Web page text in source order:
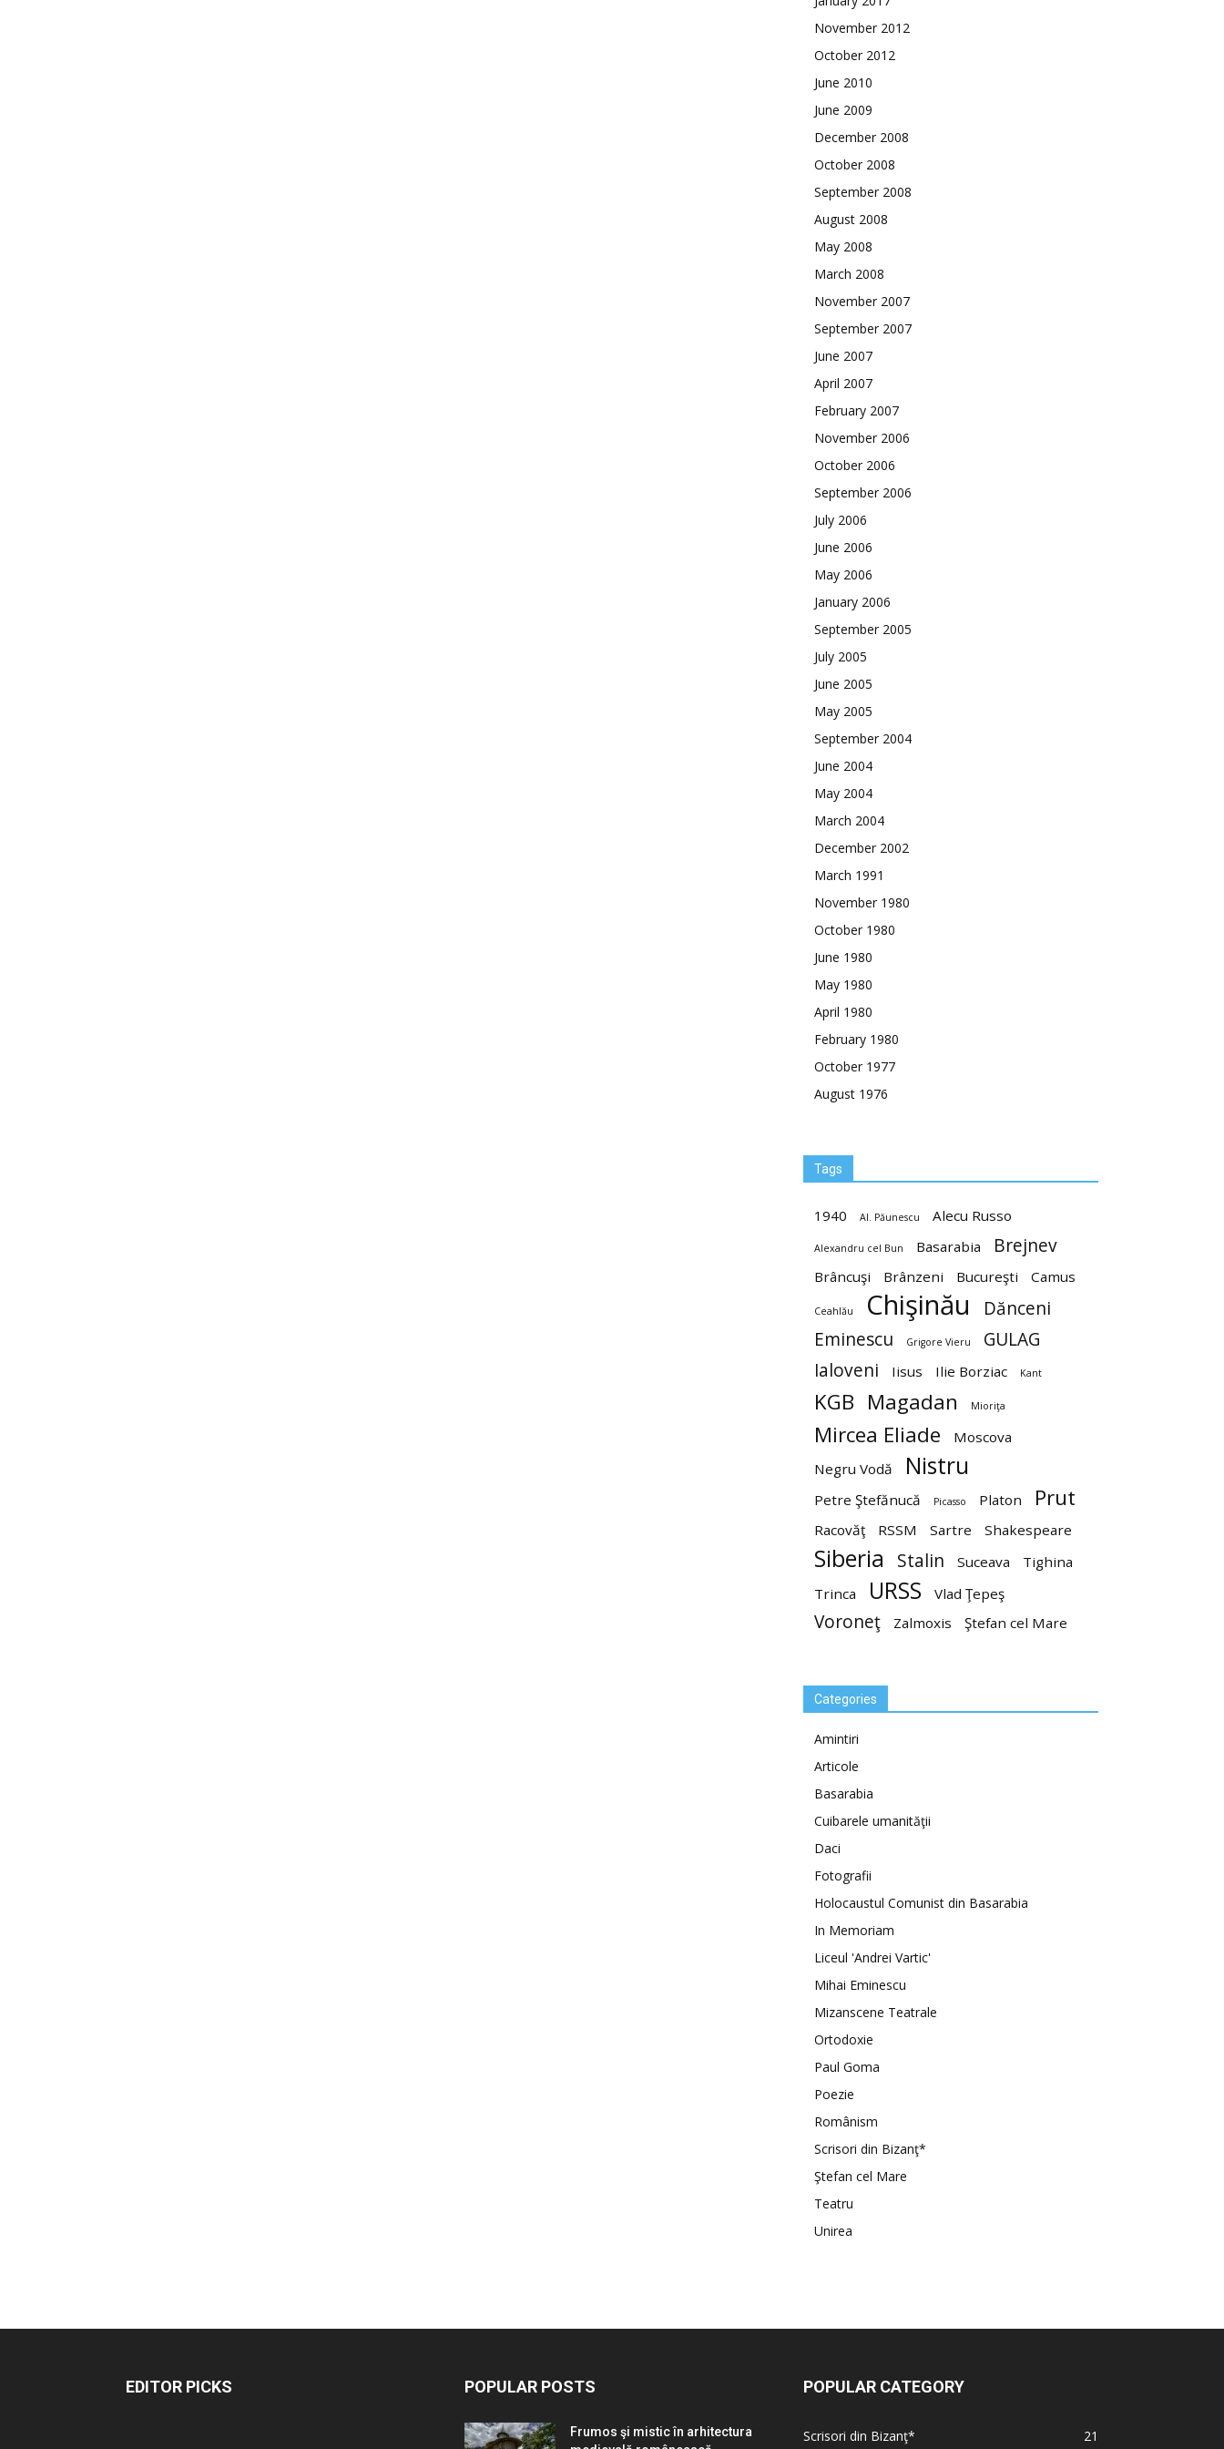
November 2012
October 2012
June 2010
June 2009
December 2008
October 2008
September 2008
August 2008
May 2008
March 2008
November 2007
September 2007
June 2007
April 2007
February 2007
November 2006
October 2006
September 2006
July 2006
June 2006
May 2006
January 2006
September 2005
July 2005
June 2005
May 2005
September 2004
June 2004
May 2004
March 2004
December 2002
March 1991
November 1980
October 1980
June 1980
May 1980
April 1980
February 1980
October 1977
August 1976
Tags
1940 Al. Păunescu Alecu Russo
Alexandru cel Bun Basarabia Brejnev
Brâncuşi Brânzeni Bucureşti Camus
Ceahlău Chişinău
Dănceni
Eminescu
Grigore Vieru
GULAG
Ialoveni
Iisus Ilie Borziac Kant
KGB Magadan Mioriţa
Mircea Eliade
Moscova
Negru Vodă
Nistru
Petre Ştefănucă Picasso Platon Prut
Racovăţ RSSM Sartre Shakespeare
Siberia Stalin Suceava
Tighina
Trinca
URSS Vlad Ţepeş
Voroneţ Zalmoxis Ştefan cel Mare
Categories
Amintiri
Articole
Basarabia
Cuibarele umanităţii
Daci
Fotografii
Holocaustul Comunist din Basarabia
In Memoriam
Liceul 'Andrei Vartic'
Mihai Eminescu
Mizanscene Teatrale
Ortodoxie
Paul Goma
Poezie
Românism
Scrisori din Bizanţ*
Ştefan cel Mare
Teatru
Unirea
EDITOR PICKS POPULAR POSTS
Frumos şi mistic în arhitectura
POPULAR CATEGORY
Scrisori din Bizanţ* 21